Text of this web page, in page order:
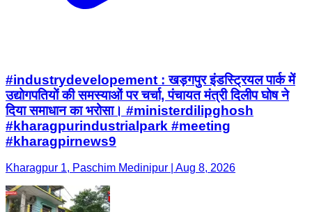
#industrydevelopement : खड़गपुर इंडस्ट्रियल पार्क में
उद्योगपतियों की समस्याओं पर चर्चा, पंचायत मंत्री दिलीप घोष ने
दिया समाधान का भरोसा। #ministerdilipghosh
#kharagpurindustrialpark #meeting
#kharagpirnews9
Kharagpur 1, Paschim Medinipur | Aug 8, 2026